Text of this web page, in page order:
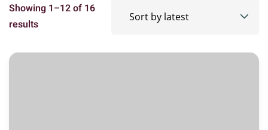
Showing 1–12 of 16
results